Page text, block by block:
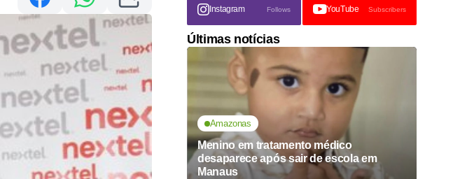
Instagram Follows YouTube Subscribers
Últimas notícias
Amazonas
Menino em tratamento médico
desaparece após sair de escola em
Manaus